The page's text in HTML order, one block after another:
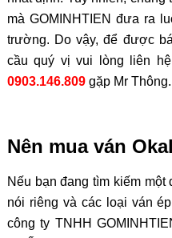
mà GOMINHTIEN đưa ra
trường. Do vậy, để được
cầu quý vị vui lòng liên
0903.146.809gặp Mr
Nên mua ván
Nếu bạn đang tìm kiếm một
nói riêng và các loại ván
công ty TNHH